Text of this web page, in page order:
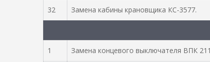
32 Замена кабины крановщика КС-3577.
1 Замена концевого выключателя ВПК